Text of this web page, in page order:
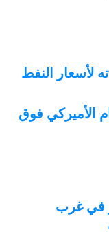
لأسعار النفط
2%.. والخام الأميركي فوق
في غرب